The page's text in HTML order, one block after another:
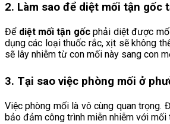
2. Làm sao để diệt mối tận gốc
Để diệt mối tận gốcphải diệt được
dụng các loại thuốc rắc, xịt sẽ không
sẽ lây nhiễm từ con mối này sang con
3. Tại sao việc phòng mối ở
Việc phòng mối là vô cùng quan
bảo đảm công trình miễn nhiễm với